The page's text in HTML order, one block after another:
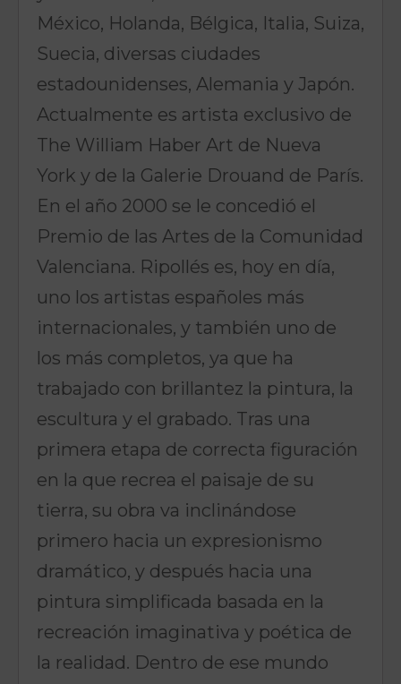
México, Holanda, Bélgica, Italia, Suiza,
Suecia, diversas ciudades
estadounidenses, Alemania y Japón.
Actualmente es artista exclusivo de
The William Haber Art de Nueva
York y de la Galerie Drouand de París.
En el año 2000 se le concedió el
Premio de las Artes de la Comunidad
Valenciana. Ripollés es, hoy en día,
uno los artistas españoles más
internacionales, y también uno de
los más completos, ya que ha
trabajado con brillantez la pintura, la
escultura y el grabado. Tras una
primera etapa de correcta figuración
en la que recrea el paisaje de su
tierra, su obra va inclinándose
primero hacia un expresionismo
dramático, y después hacia una
pintura simplificada basada en la
recreación imaginativa y poética de
la realidad. Dentro de ese mundo